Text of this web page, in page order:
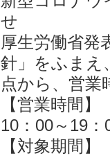
せ
厚生労働省発
針」をふまえ
点から、営業
【営業時間】
10：00～19：
【対象期間】